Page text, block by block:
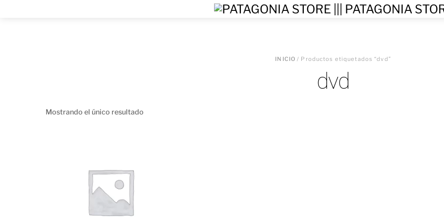
Menu
INICIO / Productos etiquetados “dvd”
dvd
Mostrando el único resultado